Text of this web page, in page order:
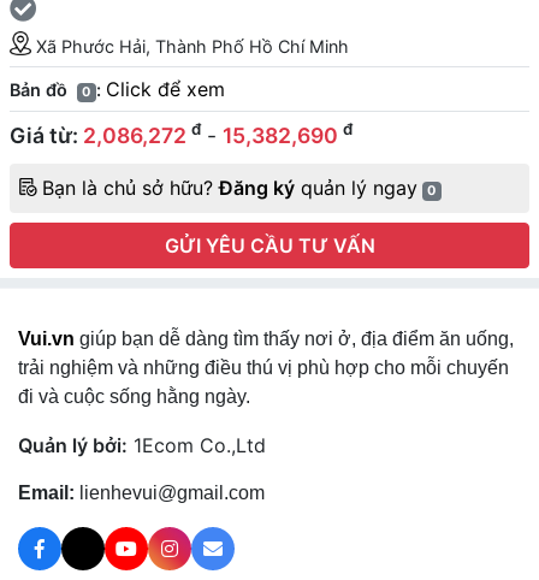
Xã Phước Hải, Thành Phố Hồ Chí Minh
Bản đồ 0 : Click để xem
Giá từ: 2,086,272 đ - 15,382,690 đ
Bạn là chủ sở hữu?Đăng ký quản lý ngay 0
GỬI YÊU CẦU TƯ VẤN
Vui.vn giúp bạn dễ dàng tìm thấy nơi ở, địa điểm ăn uống,
trải nghiệm và những điều thú vị phù hợp cho mỗi chuyến
đi và cuộc sống hằng ngày.
Quản lý bởi: 1Ecom Co.,Ltd
Email: lienhevui@gmail.com